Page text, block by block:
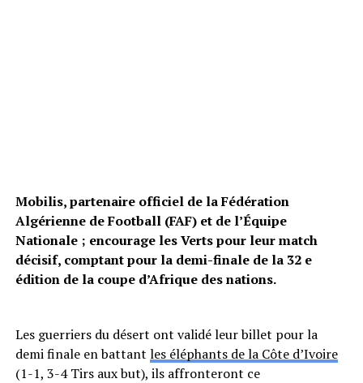
Mobilis, partenaire officiel de la Fédération
Algérienne de Football (FAF) et de l’Équipe
Nationale ; encourage les Verts pour leur match
décisif, comptant pour la demi-finale de la 32 e
édition de la coupe d’Afrique des nations.
Les guerriers du désert ont validé leur billet pour la
demi finale en battant les éléphants de la Côte d’Ivoire
(1-1, 3-4 Tirs aux but), ils affronteront ce